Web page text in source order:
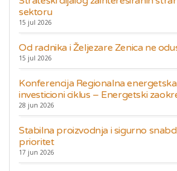
sektoru
15 jul 2026
Od radnika i Željezare Zenica ne
15 jul 2026
Konferencija Regionalna
investicioni ciklus – Energetski
28 jun 2026
Stabilna proizvodnja i sigurno
prioritet
17 jun 2026